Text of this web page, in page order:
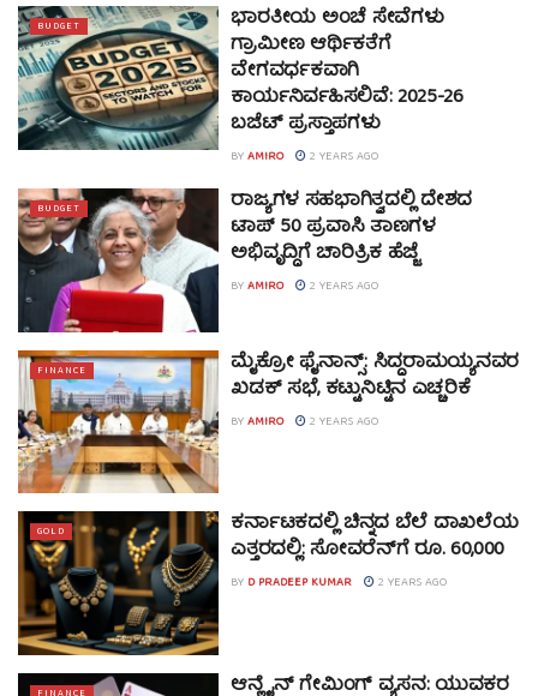
BUDGET ಭಾರತೀಯ ಅಂಚೆ ಸೇವೆಗಳು
ಗ್ರಾಮೀಣ ಆರ್ಥಿಕತೆಗೆ
ವೇಗವರ್ಧಕವಾಗಿ
ಕಾರ್ಯನಿರ್ವಹಿಸಲಿವೆ: 2025-26
ಬಜೆಟ್ ಪ್ರಸ್ತಾಪಗಳು
BYAMIRO 2 YEARS AGO
BUDGET ರಾಜ್ಯಗಳ ಸಹಭಾಗಿತ್ವದಲ್ಲಿ ದೇಶದ
ಟಾಪ್ 50 ಪ್ರವಾಸಿ ತಾಣಗಳ
ಅಭಿವೃದ್ಧಿಗೆ ಚಾರಿತ್ರಿಕ ಹೆಜ್ಜೆ
BYAMIRO 2 YEARS AGO
FINANCE ಮೈಕ್ರೋ ಫೈನಾನ್ಸ್: ಸಿದ್ದರಾಮಯ್ಯನವರ
ಖಡಕ್ ಸಭೆ, ಕಟ್ಟುನಿಟ್ಟಿನ ಎಚ್ಚರಿಕೆ
BYAMIRO 2 YEARS AGO
GOLD ಕರ್ನಾಟಕದಲ್ಲಿ ಚಿನ್ನದ ಬೆಲೆ ದಾಖಲೆಯ
ಎತ್ತರದಲ್ಲಿ: ಸೋವರೆನ್‌ಗೆ ರೂ. 60,000
BY D PRADEEP KUMAR 2 YEARS AGO
ಆನ್ಲೈನ್ ಗೇಮಿಂಗ್ ವ್ಯಸನ: ಯುವಕರ